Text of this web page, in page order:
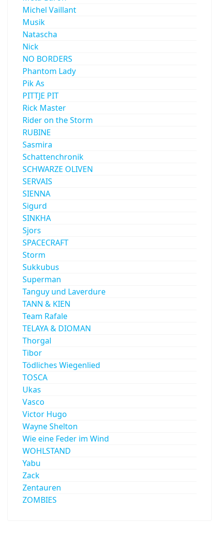
Michel Vaillant
Musik
Natascha
Nick
NO BORDERS
Phantom Lady
Pik As
PITTJE PIT
Rick Master
Rider on the Storm
RUBINE
Sasmira
Schattenchronik
SCHWARZE OLIVEN
SERVAIS
SIENNA
Sigurd
SINKHA
Sjors
SPACECRAFT
Storm
Sukkubus
Superman
Tanguy und Laverdure
TANN & KIEN
Team Rafale
TELAYA & DIOMAN
Thorgal
Tibor
Tödliches Wiegenlied
TOSCA
Ukas
Vasco
Victor Hugo
Wayne Shelton
Wie eine Feder im Wind
WOHLSTAND
Yabu
Zack
Zentauren
ZOMBIES